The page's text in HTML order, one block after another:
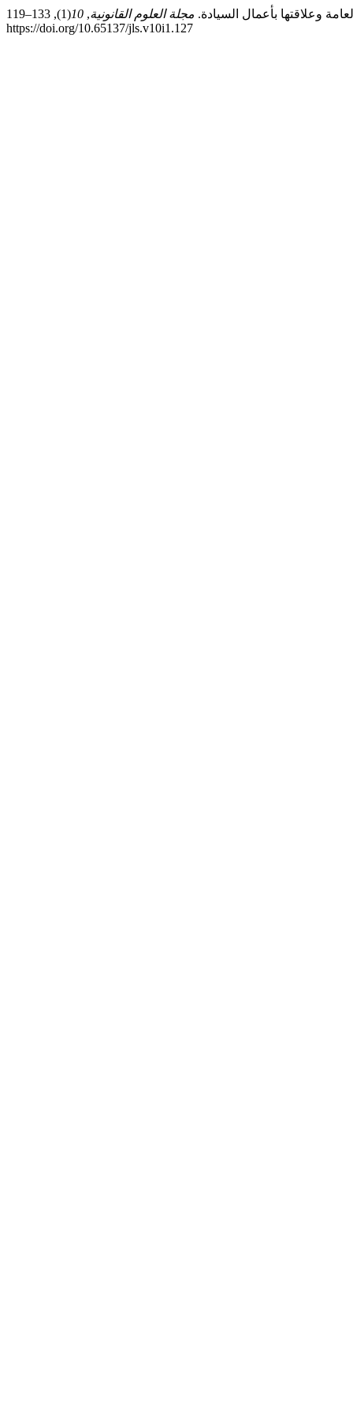
مجلة العلوم القانونية,
10
(1), 133–119.
https://doi.org/10.65137/jls.v10i1.127